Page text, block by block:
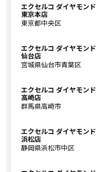
エクセルコ ダイヤモンド
東京本店
東京都中央区
エクセルコ ダイヤモンド
仙台店
宮城県仙台市青葉区
エクセルコ ダイヤモンド
高崎店
群馬県高崎市
エクセルコ ダイヤモンド
浜松店
静岡県浜松市中区